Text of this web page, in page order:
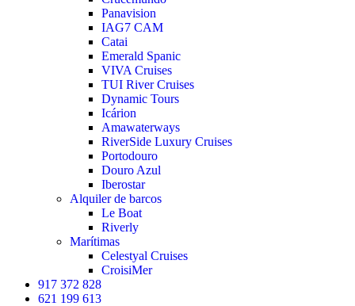
Panavision
IAG7 CAM
Catai
Emerald Spanic
VIVA Cruises
TUI River Cruises
Dynamic Tours
Icárion
Amawaterways
RiverSide Luxury Cruises
Portodouro
Douro Azul
Iberostar
Alquiler de barcos
Le Boat
Riverly
Marítimas
Celestyal Cruises
CroisiMer
917 372 828
621 199 613